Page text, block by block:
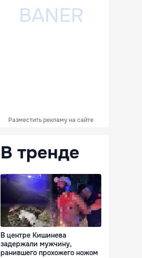
Разместить рекламу на сайте
В тренде
В центре Кишинева
задержали мужчину,
ранившего прохожего ножом